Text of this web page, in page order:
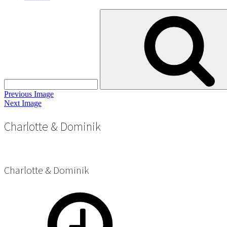
Previous Image
Next Image
Charlotte & Dominik
Charlotte & Dominik